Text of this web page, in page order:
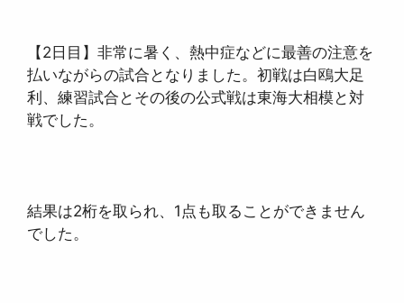
【2日目】非常に暑く、熱中症などに最善の注意を
払いながらの試合となりました。初戦は白鴎大足
利、練習試合とその後の公式戦は東海大相模と対
戦でした。
結果は2桁を取られ、1点も取ることができません
でした。